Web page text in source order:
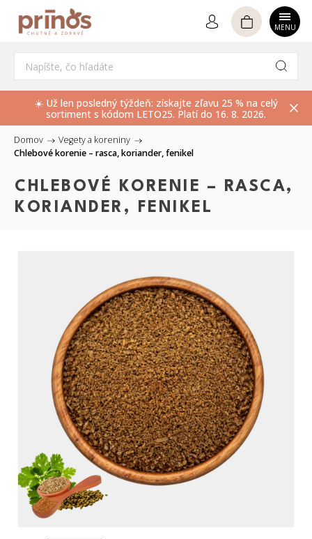
Hľadať
☀️ Už len posledný týždeň: získajte zľavu 25 % na celý
sortiment s kódom LETO25. Platí do 16. 8. 2026.
Domov / Vegety a koreniny /
Chlebové korenie – rasca, koriander, fenikel
CHLEBOVÉ KORENIE – RASCA,
KORIANDER, FENIKEL